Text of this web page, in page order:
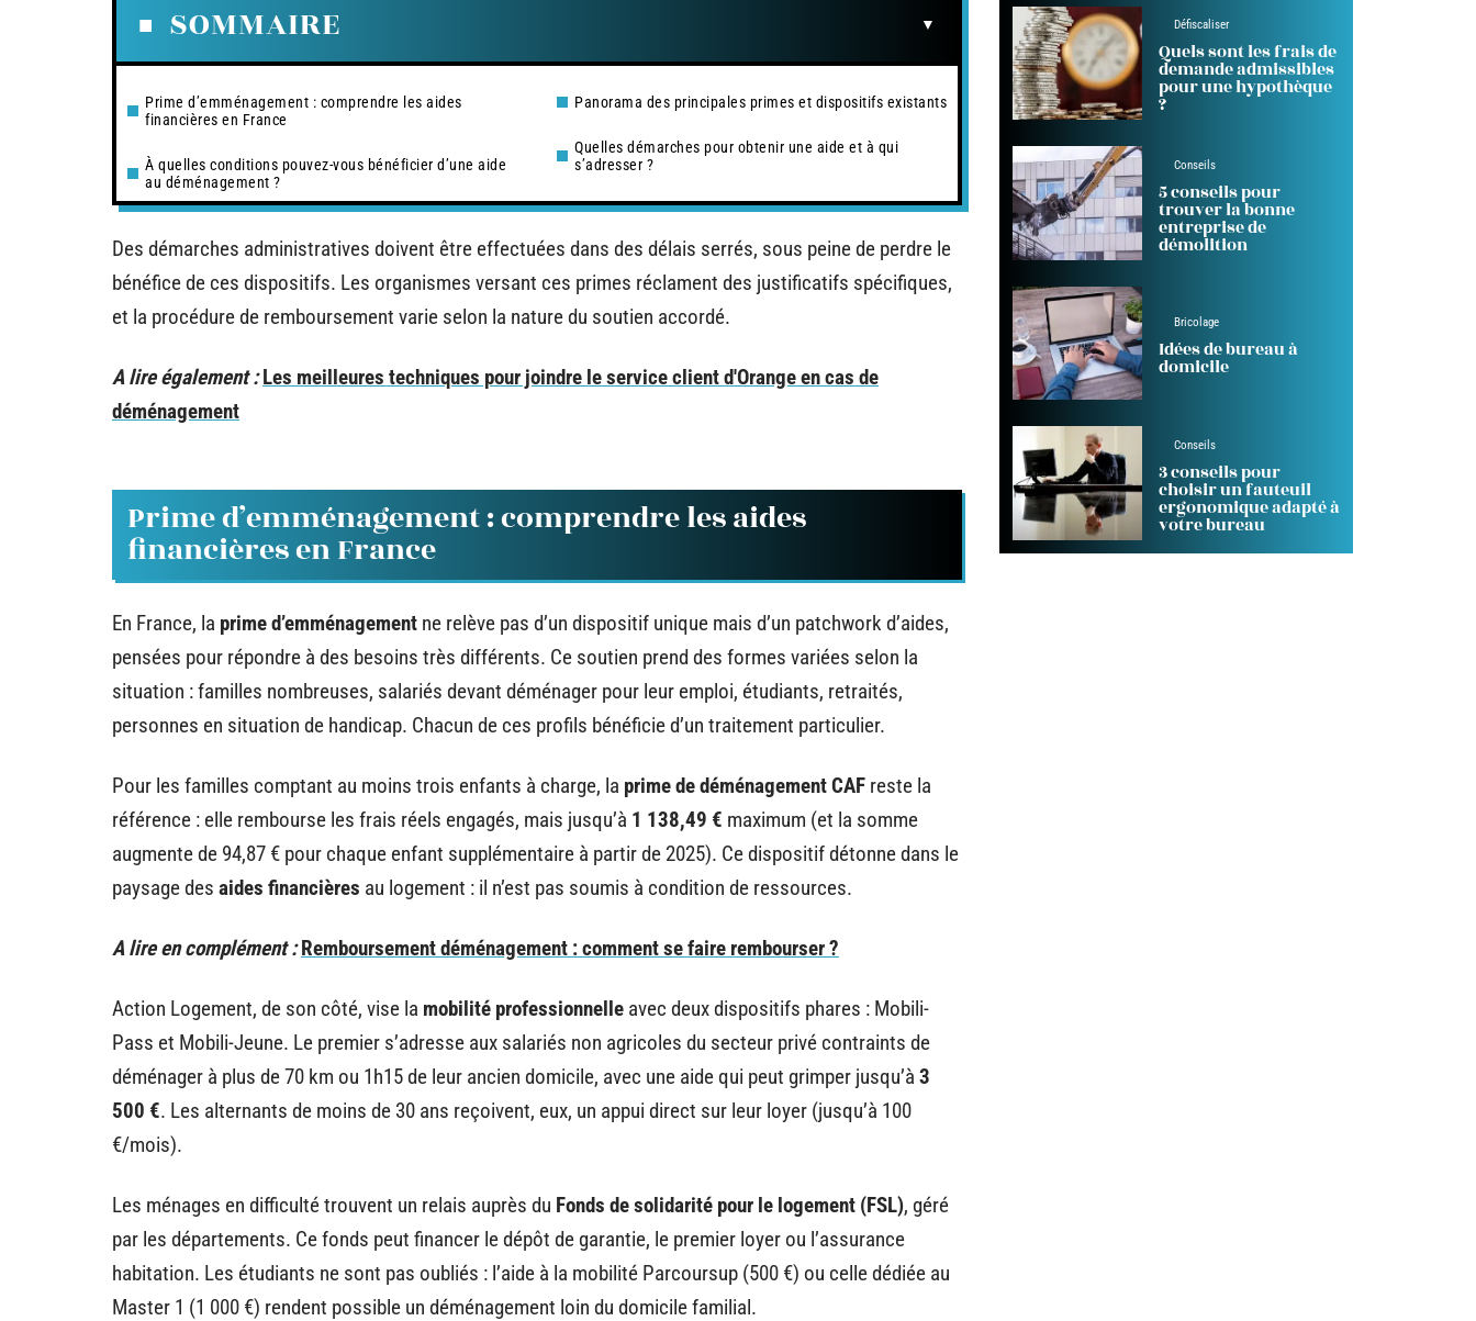
SOMMAIRE
Prime d’emménagement : comprendre les aides
financières en France
À quelles conditions pouvez-vous bénéficier d’une aide
au déménagement ?
Panorama des principales primes et dispositifs existants
Quelles démarches pour obtenir une aide et à qui
s’adresser ?
Des démarches administratives doivent être effectuées dans des délais serrés, sous peine de perdre le
bénéfice de ces dispositifs. Les organismes versant ces primes réclament des justificatifs spécifiques,
et la procédure de remboursement varie selon la nature du soutien accordé.
A lire également : Les meilleures techniques pour joindre le service client d'Orange en cas de
déménagement
Prime d’emménagement : comprendre les aides
financières en France
En France, la prime d’emménagement ne relève pas d’un dispositif unique mais d’un patchwork d’aides,
pensées pour répondre à des besoins très différents. Ce soutien prend des formes variées selon la
situation : familles nombreuses, salariés devant déménager pour leur emploi, étudiants, retraités,
personnes en situation de handicap. Chacun de ces profils bénéficie d’un traitement particulier.
Pour les familles comptant au moins trois enfants à charge, la prime de déménagement CAF reste la
référence : elle rembourse les frais réels engagés, mais jusqu’à 1 138,49 € maximum (et la somme
augmente de 94,87 € pour chaque enfant supplémentaire à partir de 2025). Ce dispositif détonne dans le
paysage des aides financières au logement : il n’est pas soumis à condition de ressources.
A lire en complément : Remboursement déménagement : comment se faire rembourser ?
Action Logement, de son côté, vise la mobilité professionnelle avec deux dispositifs phares : Mobili-
Pass et Mobili-Jeune. Le premier s’adresse aux salariés non agricoles du secteur privé contraints de
déménager à plus de 70 km ou 1h15 de leur ancien domicile, avec une aide qui peut grimper jusqu’à 3
500 €. Les alternants de moins de 30 ans reçoivent, eux, un appui direct sur leur loyer (jusqu’à 100
€/mois).
Les ménages en difficulté trouvent un relais auprès du Fonds de solidarité pour le logement (FSL), géré
par les départements. Ce fonds peut financer le dépôt de garantie, le premier loyer ou l’assurance
habitation. Les étudiants ne sont pas oubliés : l’aide à la mobilité Parcoursup (500 €) ou celle dédiée au
Master 1 (1 000 €) rendent possible un déménagement loin du domicile familial.
Défiscaliser
Quels sont les frais de
demande admissibles
pour une hypothèque
?
Conseils
5 conseils pour
trouver la bonne
entreprise de
démolition
Bricolage
Idées de bureau à
domicile
Conseils
3 conseils pour
choisir un fauteuil
ergonomique adapté à
votre bureau